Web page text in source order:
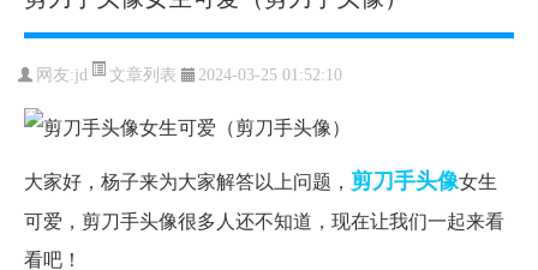
网友:jd 文章列表 2024-03-25 01:52:10
大家好，杨子来为大家解答以上问题， 剪刀手头像女生
可爱，剪刀手头像很多人还不知道，现在让我们一起来看
看吧！